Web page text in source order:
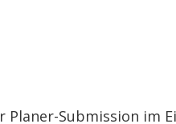
Submission im